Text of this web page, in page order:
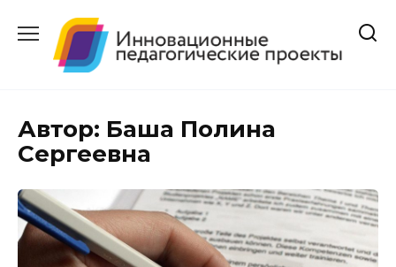
содержанию
Автор: Баша Полина
Сергеевна